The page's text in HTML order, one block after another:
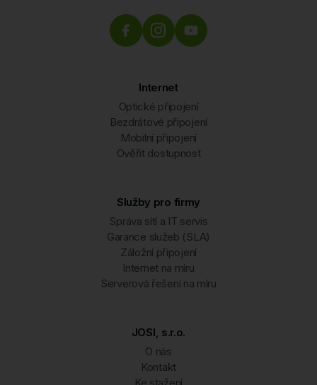
Internet
Optické připojení
Bezdrátové připojení
Mobilní připojení
Ověřit dostupnost
Služby pro firmy
Správa sítí a IT servis
Garance služeb (SLA)
Záložní připojení
Internet na míru
Serverová řešení na míru
JOSI, s.r.o.
O nás
Kontakt
Ke stažení